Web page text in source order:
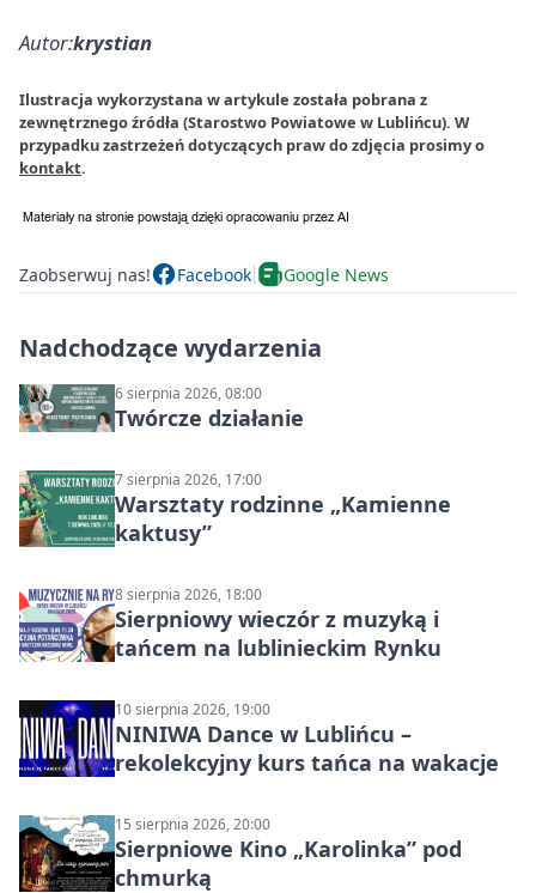
Autor:krystian
Ilustracja wykorzystana w artykule została pobrana z
zewnętrznego źródła (Starostwo Powiatowe w Lublińcu). W
przypadku zastrzeżeń dotyczących praw do zdjęcia prosimy o
kontakt.
Zaobserwuj nas! Facebook Google News
Nadchodzące wydarzenia
6 sierpnia 2026, 08:00
Twórcze działanie
7 sierpnia 2026, 17:00
Warsztaty rodzinne „Kamienne
kaktusy”
8 sierpnia 2026, 18:00
Sierpniowy wieczór z muzyką i
tańcem na lublinieckim Rynku
10 sierpnia 2026, 19:00
NINIWA Dance w Lublińcu –
rekolekcyjny kurs tańca na wakacje
15 sierpnia 2026, 20:00
Sierpniowe Kino „Karolinka” pod
chmurką